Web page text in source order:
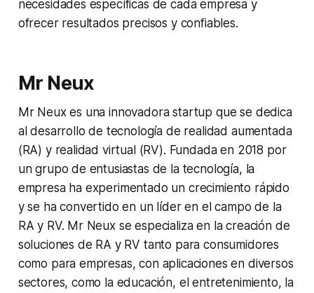
necesidades específicas de cada empresa y
ofrecer resultados precisos y confiables.
Mr Neux
Mr Neux es una innovadora startup que se dedica
al desarrollo de tecnología de realidad aumentada
(RA) y realidad virtual (RV). Fundada en 2018 por
un grupo de entusiastas de la tecnología, la
empresa ha experimentado un crecimiento rápido
y se ha convertido en un líder en el campo de la
RA y RV. Mr Neux se especializa en la creación de
soluciones de RA y RV tanto para consumidores
como para empresas, con aplicaciones en diversos
sectores, como la educación, el entretenimiento, la